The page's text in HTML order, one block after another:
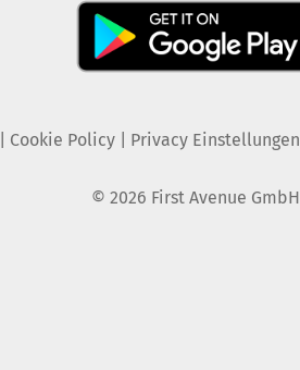
Cookie Policy| Privacy Einstellungen
© 2026 First Avenue GmbH